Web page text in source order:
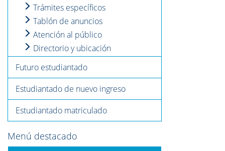
Trámites específicos
Tablón de anuncios
Atención al público
Directorio y ubicación
Futuro estudiantado
Estudiantado de nuevo ingreso
Estudiantado matriculado
Menú destacado